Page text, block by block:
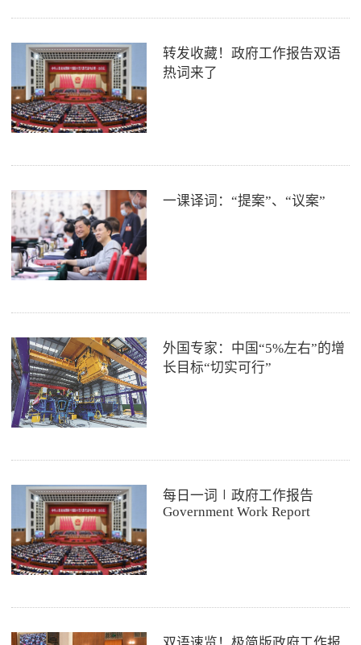
转发收藏！政府工作报告双语
热词来了
一课译词：“提案”、“议案”
外国专家：中国“5%左右”的增
长目标“切实可行”
每日一词∣政府工作报告
Government Work Report